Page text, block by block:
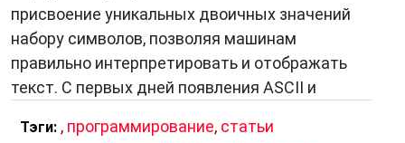
присвоение уникальных двоичных значений
набору символов, позволяя машинам
правильно интерпретировать и отображать
текст. С первых дней появления ASCII и
Тэги: , программирование, статьи